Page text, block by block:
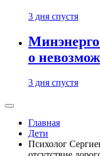
3 дня спустя
о
3 дня спустя
Главная
Дети
Психолог